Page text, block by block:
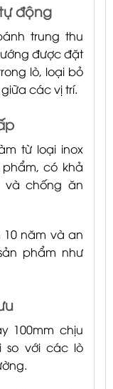
động
trung thu
được đặt
lò, loại bỏ
các vị trí.
từ loại inox
có khả
và chống ăn
năm và an
phẩm như
100mm chịu
so với các lò